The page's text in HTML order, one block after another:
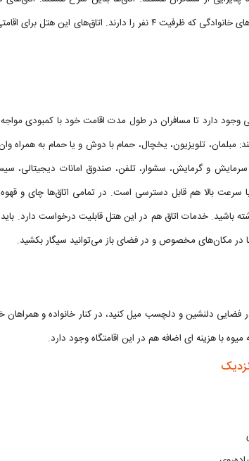
اتاق‌های دابل برای ۲ نفر، اتاق‌های تریپل برای ۳ نفر و اتاق‌های خانوادگی که ظرفیت ۴ نفر را
وجود دارد تا مسافران در طول مدت اقامت خود با کمبودی
مبلمان، تلویزیون، یخچال، حمام با دوش و یا حمام به همراه
سرمایش و گرمایش، سشوار، تلفن، صندوق امانات دیجیتالی،
سرعت بالا هم قابل دسترسی است. در تمامی اتاق‌ها چای و
باشید. خدمات اتاق هم در این هتل قابلیت درخواست دارد.
در مکان‌های مخصوص و در فضای باز می‌توانید سیگار بکشید.
در فضایی دلنشین و دلچسب میل کنید، در کنار خانواده و
با هزینه ای اضافه هم در این اقامتگاه وجود دارد.